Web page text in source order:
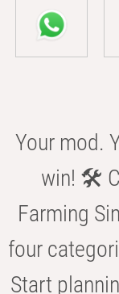
Your mod.
win! 🛠️
Farming
four
Start